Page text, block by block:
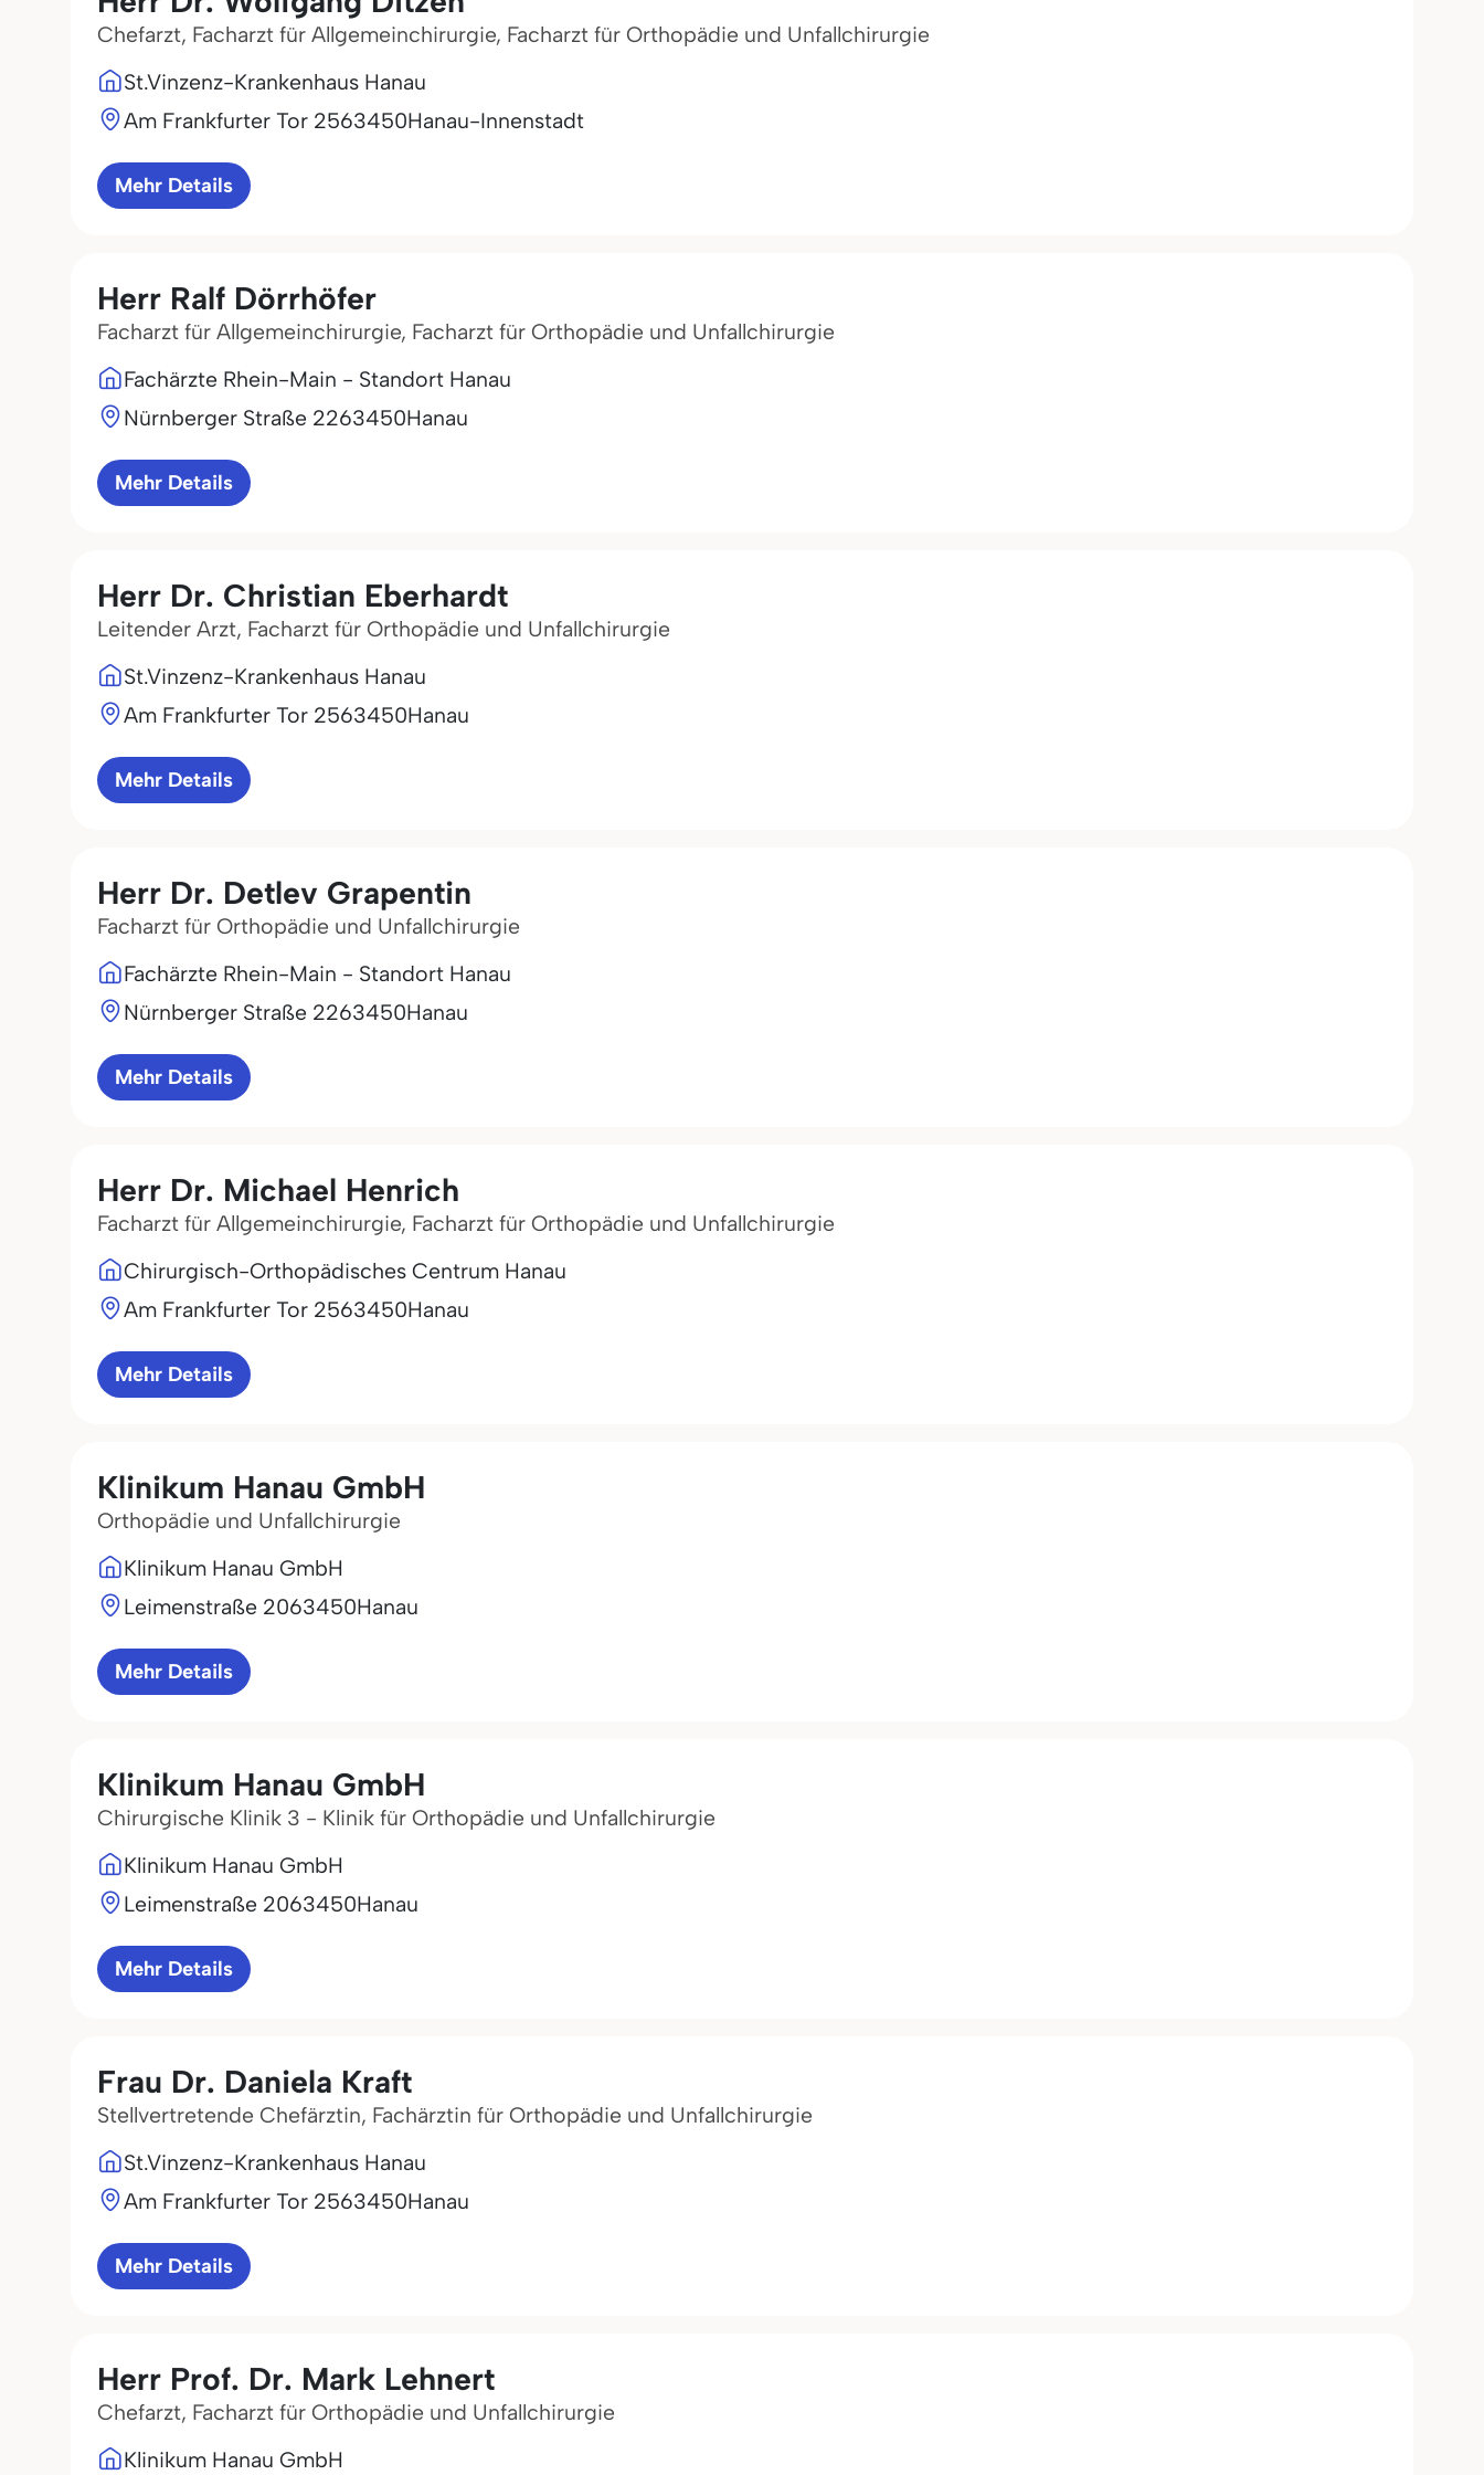
Chefarzt, Facharzt für Allgemeinchirurgie, Facharzt für Orthopädie und Unfallchirurgie
St.Vinzenz-Krankenhaus Hanau
Am Frankfurter Tor 2563450Hanau-Innenstadt
Mehr Details
Herr Ralf Dörrhöfer
Facharzt für Allgemeinchirurgie, Facharzt für Orthopädie und Unfallchirurgie
Fachärzte Rhein-Main - Standort Hanau
Nürnberger Straße 2263450Hanau
Mehr Details
Herr Dr. Christian Eberhardt
Leitender Arzt, Facharzt für Orthopädie und Unfallchirurgie
St.Vinzenz-Krankenhaus Hanau
Am Frankfurter Tor 2563450Hanau
Mehr Details
Herr Dr. Detlev Grapentin
Facharzt für Orthopädie und Unfallchirurgie
Fachärzte Rhein-Main - Standort Hanau
Nürnberger Straße 2263450Hanau
Mehr Details
Herr Dr. Michael Henrich
Facharzt für Allgemeinchirurgie, Facharzt für Orthopädie und Unfallchirurgie
Chirurgisch-Orthopädisches Centrum Hanau
Am Frankfurter Tor 2563450Hanau
Mehr Details
Klinikum Hanau GmbH
Orthopädie und Unfallchirurgie
Klinikum Hanau GmbH
Leimenstraße 2063450Hanau
Mehr Details
Klinikum Hanau GmbH
Chirurgische Klinik 3 - Klinik für Orthopädie und Unfallchirurgie
Klinikum Hanau GmbH
Leimenstraße 2063450Hanau
Mehr Details
Frau Dr. Daniela Kraft
Stellvertretende Chefärztin, Fachärztin für Orthopädie und Unfallchirurgie
St.Vinzenz-Krankenhaus Hanau
Am Frankfurter Tor 2563450Hanau
Mehr Details
Herr Prof. Dr. Mark Lehnert
Chefarzt, Facharzt für Orthopädie und Unfallchirurgie
Klinikum Hanau GmbH